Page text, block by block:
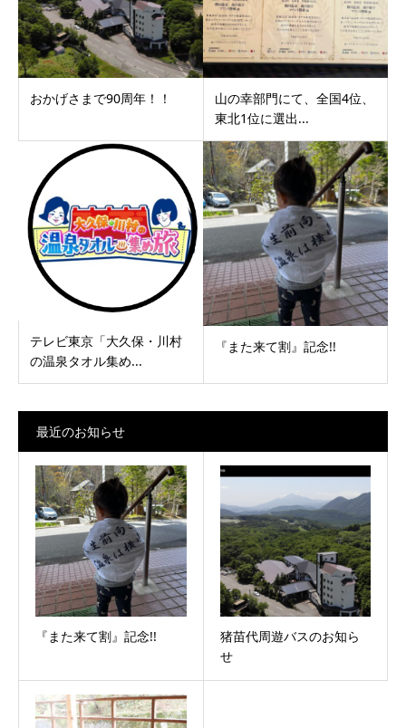
おかげさまで90周年！！
山の幸部門にて、全国4位、
東北1位に選出...
テレビ東京「大久保・川村
の温泉タオル集め...
『また来て割』記念!!
最近のお知らせ
『また来て割』記念!!
猪苗代周遊バスのお知ら
せ